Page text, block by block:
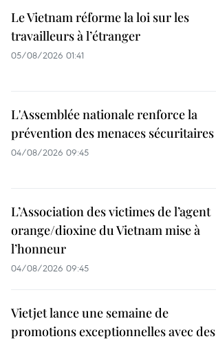
Le Vietnam réforme la loi sur les
travailleurs à l’étranger
05/08/2026 01:41
L'Assemblée nationale renforce la
prévention des menaces sécuritaires
04/08/2026 09:45
L’Association des victimes de l’agent
orange/dioxine du Vietnam mise à
l’honneur
04/08/2026 09:45
Vietjet lance une semaine de
promotions exceptionnelles avec des